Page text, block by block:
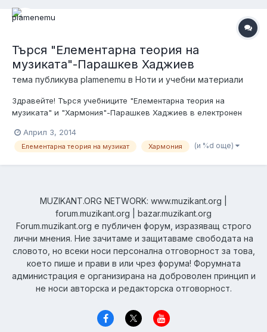
Търся "Елементарна теория на
музиката"-Парашкев Хаджиев
тема публикува plamenemu в Ноти и учебни материали
Здравейте! Търся учебниците "Елементарна теория на
музиката" и "Хармония"-Парашкев Хаджиев в електронен
или да ми ги прати? Пощата ми е plamenemu@gmail.com
Благодаря предварително!
Април 3, 2014
Елементарна теория на музикат Хармония (и %d още)
MUZIKANT.ORG NETWORK: www.muzikant.org |
forum.muzikant.org | bazar.muzikant.org
Forum.muzikant.org е публичен форум, изразяващ строго
лични мнения. Ние зачитаме и защитаваме свободата на
словото, но всеки носи персонална отговорност за това,
което пише и прави в или чрез форума! Форумната
администрация е организирана на доброволен принцип и
не носи авторска и редакторска отговорност.